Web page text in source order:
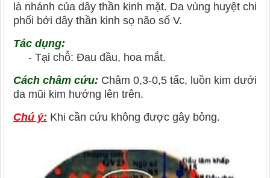
là nhánh của dây thần kinh mặt. Da vùng huyệt chi
phối bởi dây thần kinh sọ não số V.
Tác dụng:
- Tại chỗ: Đau đầu, hoa mắt.
Cách châm cứu: Châm 0,3-0,5 tấc, luồn kim dưới
da mũi kim hướng lên trên.
Chú ý: Khi cần cứu không được gây bỏng.